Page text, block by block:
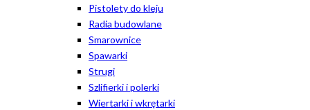
Pistolety do kleju
Radia budowlane
Smarownice
Spawarki
Strugi
Szlifierki i polerki
Wiertarki i wkrętarki